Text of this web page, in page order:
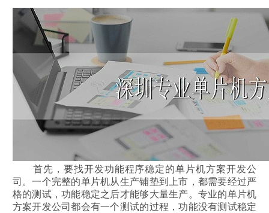
首先，要找开发功能程序稳定的单片机方案开发公
司。一个完整的单片机从生产铺垫到上市，都需要经过严
格的测试，功能稳定之后才能够大量生产。专业的单片机
方案开发公司都会有一个测试的过程，功能没有测试稳定